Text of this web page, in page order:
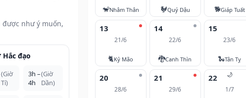
được như ý muốn,
Hắc đạo
(Giờ
Tí)
3h –
4h
(Giờ
Dần)
🐒Nhâm Thân 🐓Quý Dậu 🐕Giáp Tuất
13
21/6
🐈Kỷ Mão
14
22/6
🐉Canh Thìn
15
23/6
🐍Tân Tỵ
20
28/6
21
29/6
🌙
22
1/7